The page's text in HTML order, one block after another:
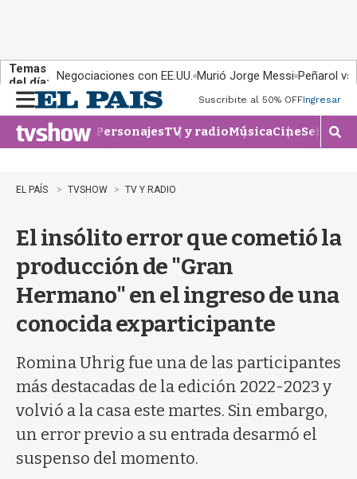
Temas
del día: Negociaciones con EE.UU. Murió Jorge Messi Peñarol
n
u
Suscribite al 50% OFFIngresar
PersonajesTV y radioMúsicaCineSeries
M
o
r
b
q
a
EL PAÍS TVSHOW TV Y RADIO
El insólito error que cometió la
producción de "Gran
Hermano" en el ingreso de una
conocida exparticipante
Romina Uhrig fue una de las participantes
más destacadas de la edición 2022-2023 y
volvió a la casa este martes. Sin embargo,
un error previo a su entrada desarmó el
suspenso del momento.